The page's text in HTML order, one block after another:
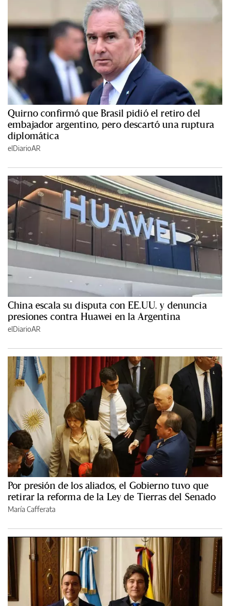
Quirno confirmó que Brasil pidió el retiro del
embajador argentino, pero descartó una ruptura
diplomática
elDiarioAR
China escala su disputa con EE.UU. y denuncia
presiones contra Huawei en la Argentina
elDiarioAR
Por presión de los aliados, el Gobierno tuvo que
retirar la reforma de la Ley de Tierras del Senado
María Cafferata